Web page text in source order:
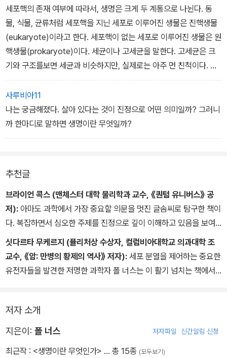
그러나 정치보다 과학이 더 먼저이다. 그 순서가 바뀌면, 일이 얼마
나 끔찍하게 잘못될 수 있는지를 세계는 너무 자주 보아왔다. 냉전 시
대에 소련은 핵폭탄을 만들고 최초로 인간을 우주로 보낼 수 있었
다. 그러나 유전학과 작물 품종 개량 분야는 몹시 피해를 입었다. 이념
적인 이유로 스탈린이 멘델 유전학을 거부한 돌팔이 리센코를 지지
한 탓이었다. 그 결과 많은 사람들이 굶어죽었다. 더 최근 들어서 우리
는 기후 변화를 부정하는 이들 때문에 적절한 조치를 취하는 일이 늦
어지는 것을 목격하고있다. 그들은 과학 지식을 무시하거나 적극적으
로 부정한다. 공익에 관한 논쟁은 이념, 근거 없는 믿음, 탐욕, 정치
다. 세계는 과학과 과학이 제공할 수 있는 발전이 필요하다. 자의식
을 지니고 창의적이고 호기심에 이끌리는 인간으로서, 우리만이 생명
에 대한 이해를 토대로 세계를 바꿀 기회를 가지고 있다. 삶을 더 낫
게 만를 너있는 것은 우리가 무슨 일을 하느냐에 달려 있다. 우리는가
를 위해서 일해야 한다. 우리 주위의 살아 있는 세계는 우리 인간에
게 끝없는 경이로움을 줄 뿐 아니라, 우리의 존재 자체를 지탱한다.
세포핵의 존재 여부에 따라서, 생명은 크게 두 계통으로 나뉜다. 동
물, 식물, 균류처럼 세포핵을 지닌 세포로 이루어진 생물은 진핵생물
(eukaryote)이라고 한다. 세포핵이 없는 세포로 이루어진 생물은 원
핵생물(prokaryote)이다. 세균이나 고세균을 말한다. 고세균은 크
기와 구조를보면 세균과 비슷하지만, 실제로는 아주 먼 친척이다. 분
자 수준에서 고세균의 활동을 보면 세균보다는 우리 같은 진핵생물
의 것과 더 비슷한 측면이 있다.
사루비아11
나는 궁금해졌다. 살아 있다는 것이 진정으로 어떤 의미일까? 그러니
까 한마디로 말하면 생명이란 무엇일까?
추천글
브라이언 콕스 (맨체스터 대학 물리학과 교수, 《퀀텀 유니버스》 공
저): 아마도 과학에서 가장 중요할 의문을 멋진 글솜씨로 탐구한 책이
다. 복잡하면서 심오한 주제를 진정으로 깊이 이해하고 있음을 보여
주는 보기 드문 책을 접하고 있다고 느꼈다. 현대 생물학을 이처럼 잘
설명한 책은 처음이다.
싯다르타 무케르지 (퓰리처상 수상자, 컬럼비아대학교 의과대학 조
교수, 《암: 만병의 황제의 역사》 저자): 세포 분열을 제어하는 중요한
유전자들을 발견한 저명한 과학자 폴 너스는 이 활기 넘치는 책에서
들로 가득해서 도저히 이 책을 내려놓을 수가 없었다. 세대에 걸쳐서
생물학자들에게 영감을 줄 책이다.
저자 소개
지은이: 폴 너스 저자파일 신간알림 신청
최근작 : <생명이란 무엇인가> … 총 15종 (모두보기)